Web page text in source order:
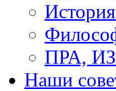
ПРА,
Наши